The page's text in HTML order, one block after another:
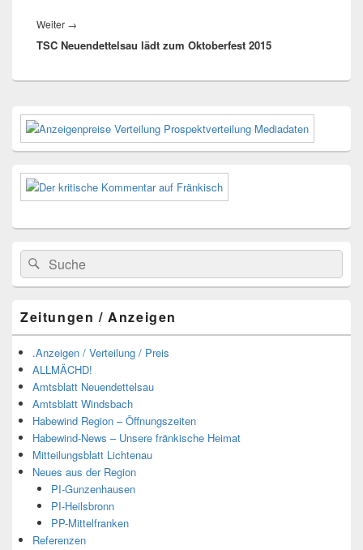
Weiter →
Beitrag:
TSC Neuendettelsau lädt zum Oktoberfest 2015
Primärer
Seitenleisten-
Widgetbereich
Suchen
nach:
Suchen
Zeitungen / Anzeigen
.Anzeigen / Verteilung / Preis
ALLMÄCHD!
Amtsblatt Neuendettelsau
Amtsblatt Windsbach
Habewind Region – Öffnungszeiten
Habewind-News – Unsere fränkische Heimat
Mitteilungsblatt Lichtenau
Neues aus der Region
PI-Gunzenhausen
PI-Heilsbronn
PP-Mittelfranken
Referenzen